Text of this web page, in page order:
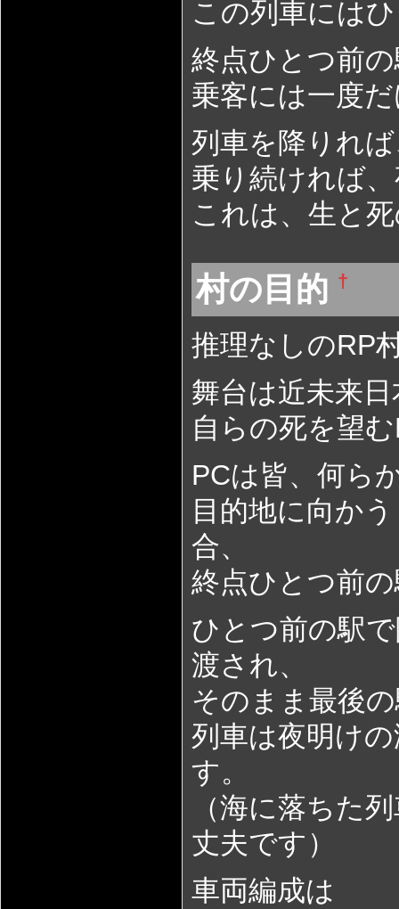
この列車には
終点ひとつ前
乗客には一度
列車を降りれ
乗り続ければ
これは、生と
村の目的 †
推理なしのRP
舞台は近未来
自らの死を望
PCは皆、何ら
目的地に向か
合、
終点ひとつ前
ひとつ前の駅
渡され、
そのまま最後
列車は夜明け
す。
（海に落ちた
丈夫です）
車両編成は